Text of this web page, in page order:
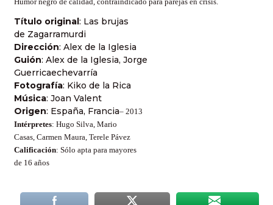
Título original : Las brujas
de Zagarramurdi
Dirección: Alex de la Iglesia
Guión: Alex de la Iglesia, Jorge
Guerricaechevarría
Fotografía: Kiko de la Rica
Música: Joan Valent
Origen: España, Francia– 2013
Intérpretes: Hugo Silva, Mario
Casas, Carmen Maura, Terele Pávez
Calificación: Sólo apta para mayores
de 16 años